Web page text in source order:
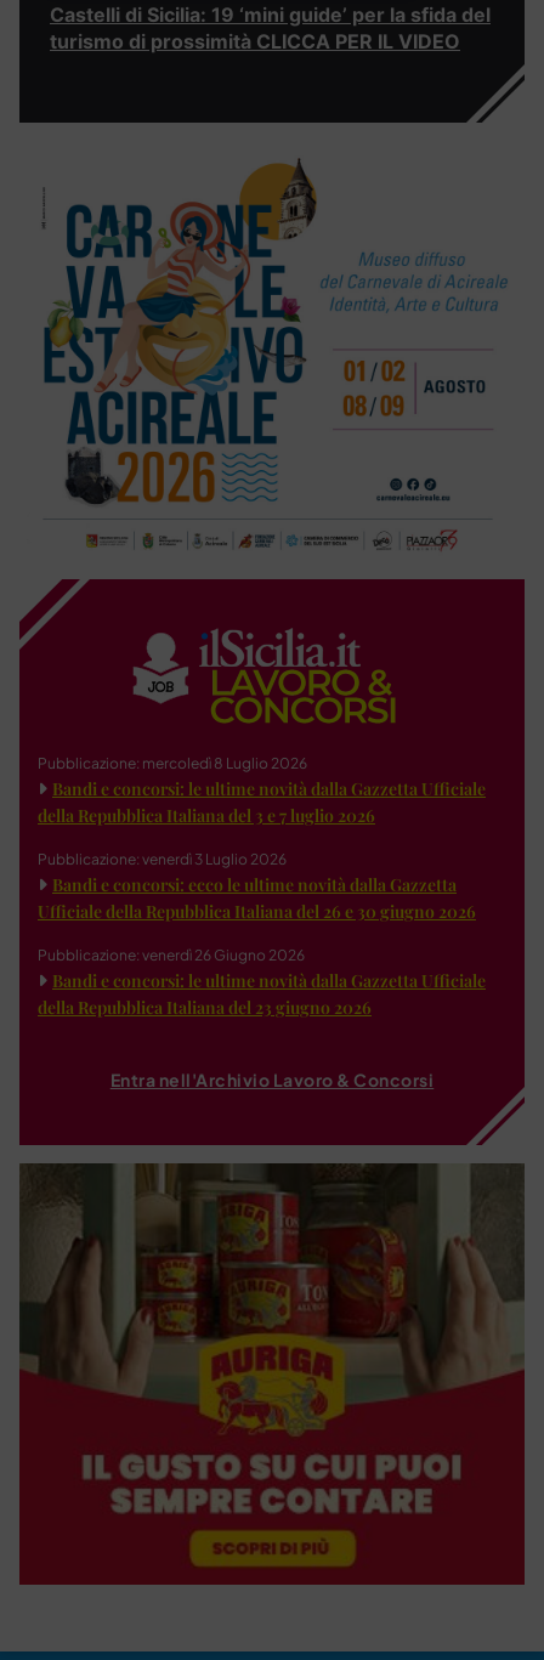
Castelli di Sicilia: 19 ‘mini guide’ per la sfida del
turismo di prossimità CLICCA PER IL VIDEO
Pubblicazione: mercoledì 8 Luglio 2026
Bandi e concorsi: le ultime novità dalla Gazzetta Ufficiale
della Repubblica Italiana del 3 e 7 luglio 2026
Pubblicazione: venerdì 3 Luglio 2026
Bandi e concorsi: ecco le ultime novità dalla Gazzetta
Ufficiale della Repubblica Italiana del 26 e 30 giugno 2026
Pubblicazione: venerdì 26 Giugno 2026
Bandi e concorsi: le ultime novità dalla Gazzetta Ufficiale
della Repubblica Italiana del 23 giugno 2026
Entra nell'Archivio Lavoro & Concorsi